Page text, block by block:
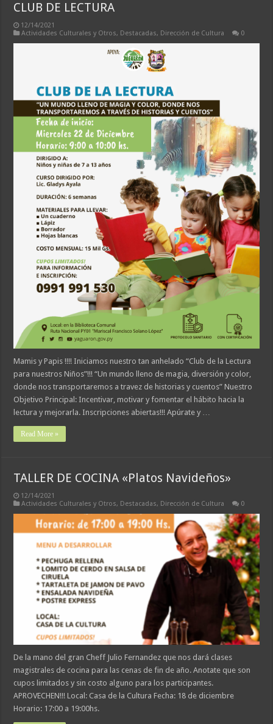
CLUB DE LECTURA
12/14/2021
Actividades Culturales y Otros, Destacadas, Dirección de Cultura 0
Mamis y Papis !!!! Iniciamos nuestro tan anhelado “Club de la Lectura
para nuestros Niños”!!! “Un mundo lleno de magia, diversión y color,
donde nos transportaremos a travez de historias y cuentos” Nuestro
Objetivo Principal: Incentivar, motivar y fomentar el hábito hacia la
lectura y mejorarla. Inscripciones abiertas!!! Apúrate y …
Read More »
TALLER DE COCINA «Platos Navideños»
12/14/2021
Actividades Culturales y Otros, Destacadas, Dirección de Cultura 0
De la mano del gran Cheff Julio Fernandez que nos dará clases
magistrales de cocina para las cenas de fin de año. Anotate que son
cupos limitados y sin costo alguno para los participantes.
APROVECHEN!!! Local: Casa de la Cultura Fecha: 18 de diciembre
Horario: 17:00 a 19:00hs.